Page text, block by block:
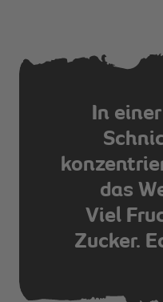
In
das
Viel
Zucker.